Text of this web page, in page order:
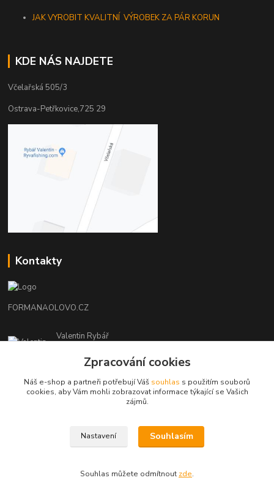
JAK VYROBIT KVALITNÍ VÝROBEK ZA PÁR KORUN
KDE NÁS NAJDETE
Včelařská 505/3
Ostrava-Petřkovice,725 29
Kontakty
FORMANAOLOVO.CZ
Valentin Rybář
(Po-Pá, 7-12 15-22 hod.)
ryvafishing@gmail.com
FORMANAOLOVO.CZ-VŠECHNA PRÁVA VYHRAZENA
Zpracování cookies
Náš e-shop a partneři potřebují Váš souhlas s použitím souborů
cookies, aby Vám mohli zobrazovat informace týkající se Vašich
zájmů.
Nastavení Souhlasím
Souhlas můžete odmítnout zde.